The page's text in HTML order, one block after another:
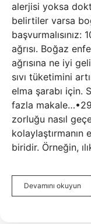
alerjisi yoksa
belirtiler varsa
ağrısı. Boğaz
ağrısına ne iyi
sıvı tüketimini
elma şarabı için.
fazla
zorluğu nasıl
kolaylaştırmanın
biridir. Örneğin,
Devamını okuyun